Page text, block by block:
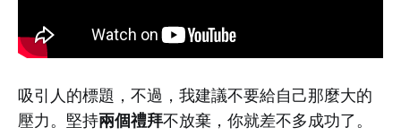
吸引人的標題，不過，我建議不要給自己那麼大的
壓力。堅持兩個禮拜不放棄，你就差不多成功了。